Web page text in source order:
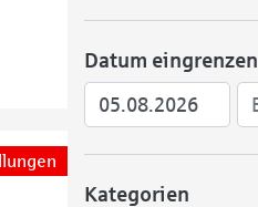
Datum eingrenzen
Kategorien